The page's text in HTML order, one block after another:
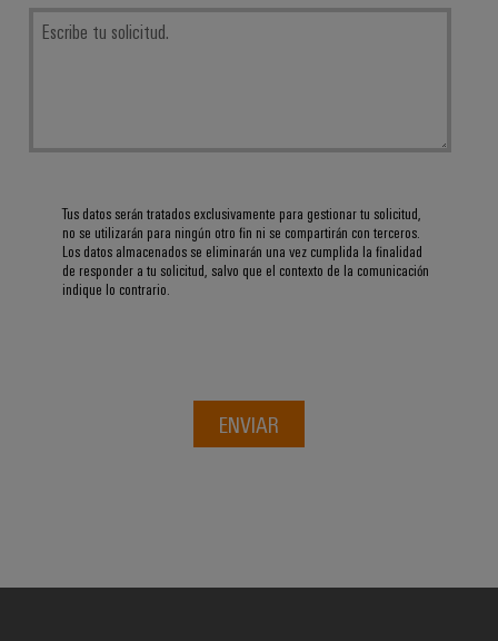
Tus datos serán tratados exclusivamente para gestionar tu solicitud,
no se utilizarán para ningún otro fin ni se compartirán con terceros.
Los datos almacenados se eliminarán una vez cumplida la finalidad
de responder a tu solicitud, salvo que el contexto de la comunicación
indique lo contrario.
ENVIAR